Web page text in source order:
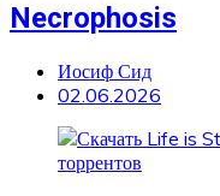
Necrophosis
Иосиф Сид
02.06.2026